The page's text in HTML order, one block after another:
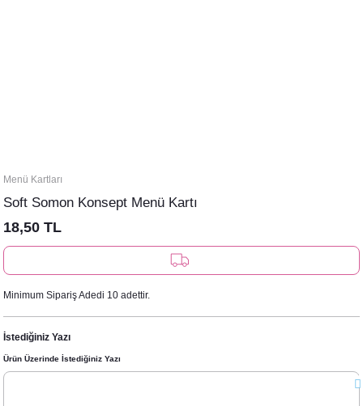
Menü Kartları
Soft Somon Konsept Menü Kartı
18,50 TL
Minimum Sipariş Adedi 10 adettir.
İstediğiniz Yazı
Ürün Üzerinde İstediğiniz Yazı